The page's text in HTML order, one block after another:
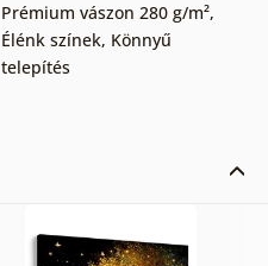
Prémium vászon 280 g/m²,
Élénk színek, Könnyű
telepítés